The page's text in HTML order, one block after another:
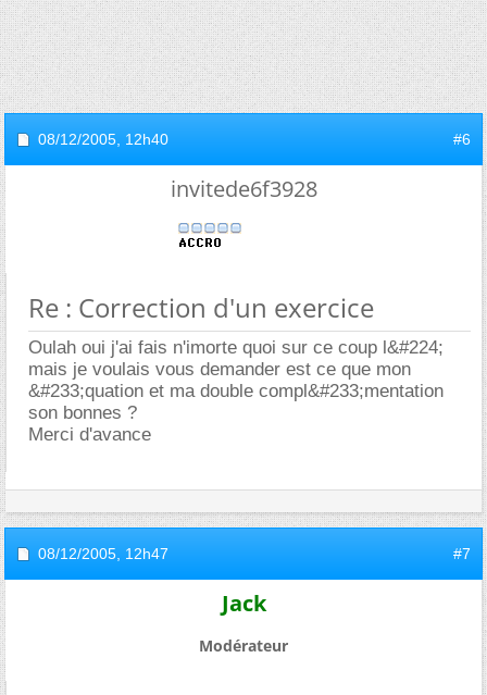
08/12/2005, 12h40 #6
invitede6f3928
Re : Correction d'un exercice
Oulah oui j'ai fais n'imorte quoi sur ce coup l&#224;
mais je voulais vous demander est ce que mon
&#233;quation et ma double compl&#233;mentation
son bonnes ?
Merci d'avance
08/12/2005, 12h47 #7
Jack
Modérateur